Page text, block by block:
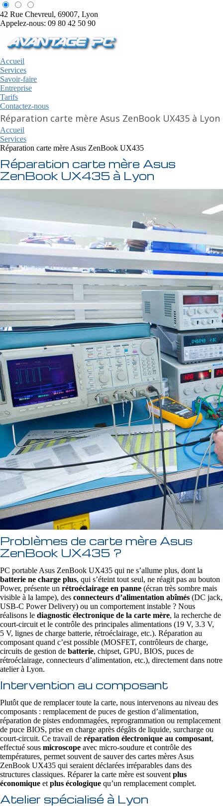
42 Rue Chevreul, 69007, Lyon
Appelez-nous: 09 80 42 50 90
Accueil
Services
Savoir-faire
Entreprise
Tarifs
Contactez-nous
Réparation carte mère Asus ZenBook UX435 à Lyon
Accueil
Services
Réparation carte mère Asus ZenBook UX435
Réparation carte mère Asus
ZenBook UX435 à Lyon
Problèmes de carte mère Asus
ZenBook UX435 ?
PC portable Asus ZenBook UX435 qui ne s’allume plus, dont la
batterie ne charge plus, qui s’éteint tout seul, ne réagit pas au bouton
Power, présente un rétroéclairage en panne (écran très sombre mais
visible à la lampe), des connecteurs d’alimentation abîmés (DC jack,
USB‑C Power Delivery) ou un comportement instable ? Nous
réalisons le diagnostic électronique de la carte mère, la recherche de
court‑circuit et le contrôle des principales alimentations (19 V, 3.3 V,
5 V, lignes de charge batterie, rétroéclairage, etc.). Réparation au
composant quand c’est possible (MOSFET, contrôleurs de charge,
circuits de gestion de batterie, chipset, GPU, BIOS, puces de
rétroéclairage, connecteurs d’alimentation, etc.), directement dans notre
atelier à Lyon.
Intervention au composant
Plutôt que de remplacer toute la carte, nous intervenons au niveau des
composants : remplacement de puces de gestion d’alimentation,
réparation de pistes endommagées, reprogrammation ou remplacement
de puce BIOS, prise en charge après dégâts de liquide, surcharge ou
court-circuit. Ce travail de réparation électronique au composant,
effectué sous microscope avec micro-soudure et contrôle des
températures, permet souvent de sauver des cartes mères Asus
ZenBook UX435 qui seraient déclarées irréparables dans des
structures classiques. Réparer la carte mère est souvent plus
économique et plus écologique qu’un remplacement complet.
Atelier spécialisé à Lyon